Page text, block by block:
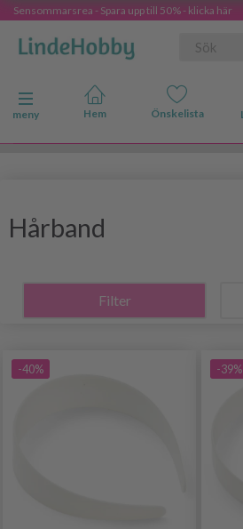
Sensommarsrea - Spara upp till 50% - klicka här
Ändra navigering
meny
Hårband
Filter
-40% -39%